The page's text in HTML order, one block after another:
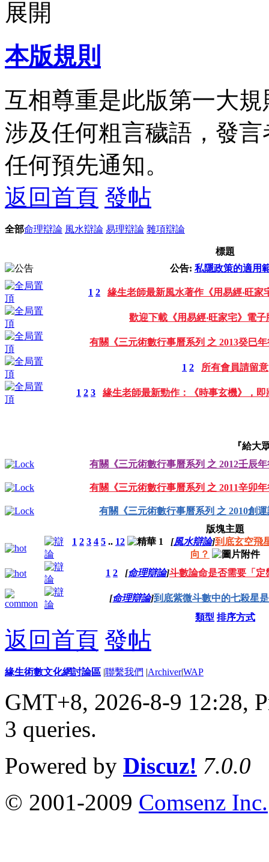
本版規則
互相尊重是此版第一大
涉及任何粗言穢語，發
任何預先通知。
返回首頁 發帖
全部命理辯論 風水辯論 易理辯論 雜項辯論
標題
公告: 私隱政策的適用
1 2 緣生老師最新風水著作《用易經‧旺家
歡迎下載《用易經‧旺家宅》電子
有關《三元術數行事曆系列 之 2013癸巳
1 2 所有會員請留意
1 2 3 緣生老師最新勁作：《時事玄機》，即
『給大
有關《三元術數行事曆系列 之 2012壬辰
有關《三元術數行事曆系列 之 2011辛卯
有關《三元術數行事曆系列 之 2010創
版塊主題
1 2 3 4 5 .. 12 [風水辯論]到底玄空飛
向？
1 2 [命理辯論]斗數論命是否需要「定
[命理辯論]到底紫微斗數中的七殺星
類型 排序方式
返回首頁 發帖
緣生術數文化網討論區 |聯繫我們 |Archiver|WAP
GMT+8, 2026-8-9 12:28,
3 queries.
Powered by Discuz! 7.0.0
© 2001-2009 Comsenz Inc.